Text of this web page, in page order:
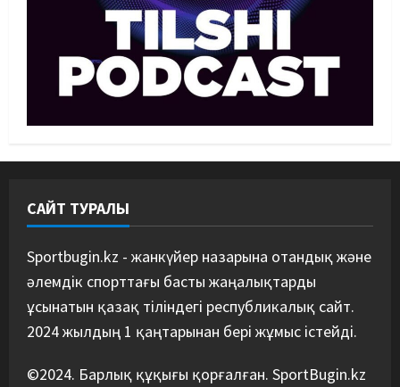
3
Дастан Сәтпаев «Челси» сапында
алғашқы трофейін жеңіп алды
09/08/2026
Қазақстандық MMA жауынгері
5
отырмыз”: Қырғызбаев
мәлімдеме жасады
САЙТ ТУРАЛЫ
Sportbugin.kz - жанкүйер назарына отандық және
әлемдік спорттағы басты жаңалықтарды
ұсынатын қазақ тіліндегі республикалық сайт.
2024 жылдың 1 қаңтарынан бері жұмыс істейді.
©2024. Барлық құқығы қорғалған. SportBugin.kz